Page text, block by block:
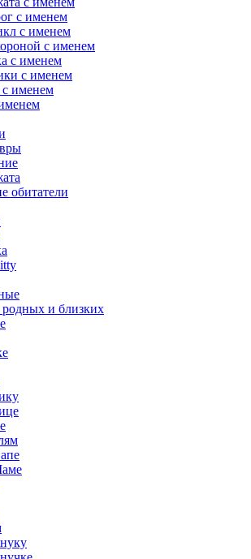
с именем
с именем
с именем
с именем
с именем
именем
обитатели
и близких